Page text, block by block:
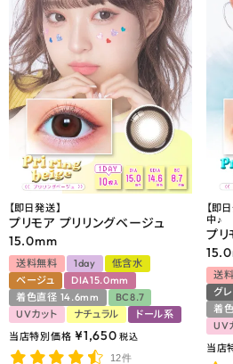
【即日発送】
プリモア プリリングベージュ
15.0mm
送料無料 1day
低含水
ベージュ
DIA15.0mm
着色直径 14.6mm
BC8.7
UVカット
ナチュラル
ドール系
当店特別価格 ¥1,650 税込
12件
【即
中♪
プリ
送
グ
着
UV
当店